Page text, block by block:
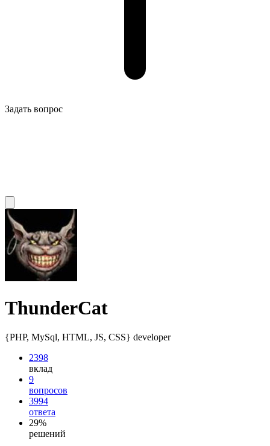
Задать вопрос
ThunderCat
{PHP, MySql, HTML, JS, CSS} developer
2398
вклад
9
вопросов
3994
ответа
29%
решений